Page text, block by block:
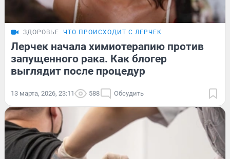
ЗДОРОВЬЕ ЧТО ПРОИСХОДИТ С ЛЕРЧЕК
Лерчек начала химиотерапию против
запущенного рака. Как блогер
выглядит после процедур
13 марта, 2026, 23:11 588 Обсудить